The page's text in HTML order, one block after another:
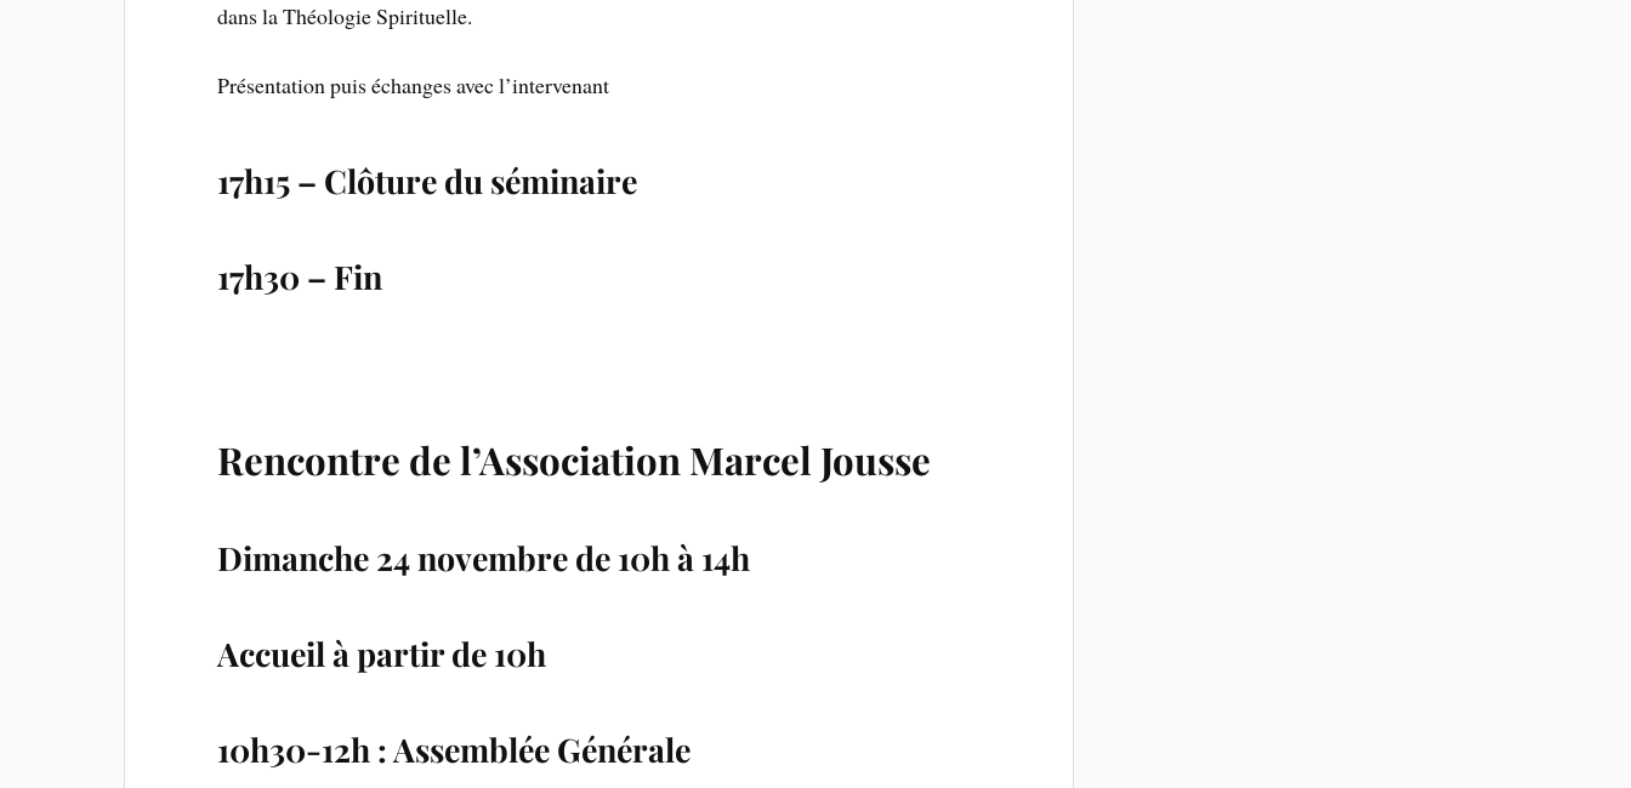
dans la Théologie Spirituelle.
Présentation puis échanges avec l’intervenant
17h15 – Clôture du séminaire
17h30 – Fin
Rencontre de l’Association Marcel Jousse
Dimanche 24 novembre de 10h à 14h
Accueil à partir de 10h
10h30-12h : Assemblée Générale